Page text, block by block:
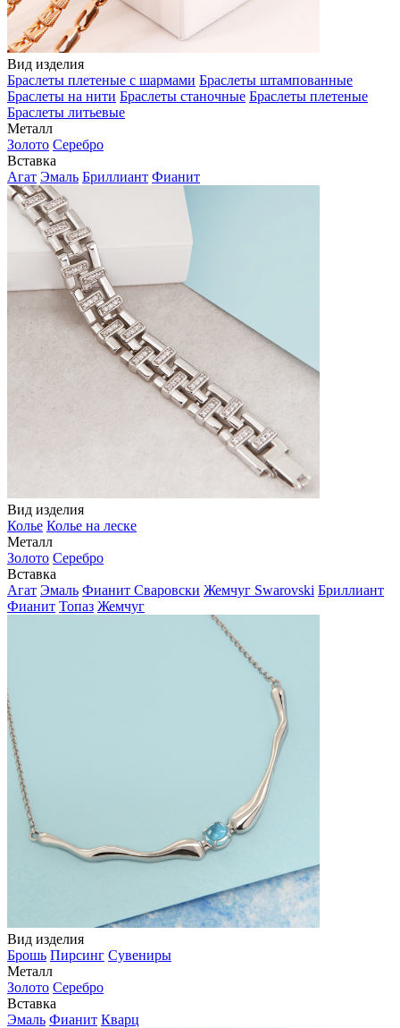
Вид изделия
Браслеты плетеные с шармами Браслеты штампованные
Браслеты на нити Браслеты станочные Браслеты плетеные
Браслеты литьевые
Металл
Золото Серебро
Вставка
Агат Эмаль Бриллиант Фианит
Вид изделия
Колье Колье на леске
Металл
Золото Серебро
Вставка
Агат Эмаль Фианит Сваровски Жемчуг Swarovski Бриллиант
Фианит Топаз Жемчуг
Вид изделия
Брошь Пирсинг Сувениры
Металл
Золото Серебро
Вставка
Эмаль Фианит Кварц